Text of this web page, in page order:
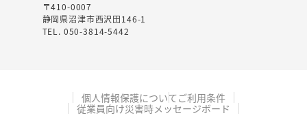
〒410-0007
静岡県沼津市西沢田146-1
TEL. 050-3814-5442
個人情報保護についてご利用条件
従業員向け災害時メッセージボード